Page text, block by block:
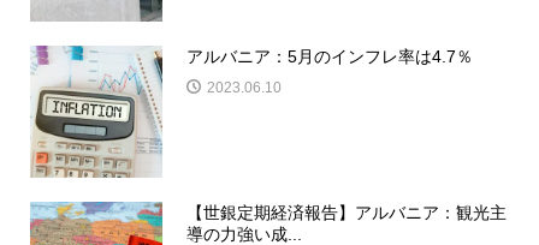
アルバニア：5月のインフレ率は4.7％
2023.06.10
【世銀定期経済報告】アルバニア：観光主
導の力強い成...